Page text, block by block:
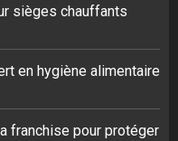
sièges chauffants
en hygiène alimentaire
franchise pour protéger